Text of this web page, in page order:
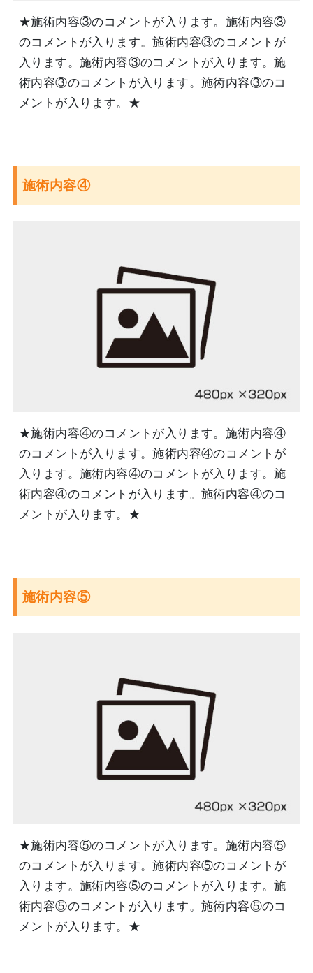
★施術内容③のコメントが入ります。施術内容③
のコメントが入ります。施術内容③のコメントが
入ります。施術内容③のコメントが入ります。施
術内容③のコメントが入ります。施術内容③のコ
メントが入ります。★
施術内容④
★施術内容④のコメントが入ります。施術内容④
のコメントが入ります。施術内容④のコメントが
入ります。施術内容④のコメントが入ります。施
術内容④のコメントが入ります。施術内容④のコ
メントが入ります。★
施術内容⑤
★施術内容⑤のコメントが入ります。施術内容⑤
のコメントが入ります。施術内容⑤のコメントが
入ります。施術内容⑤のコメントが入ります。施
術内容⑤のコメントが入ります。施術内容⑤のコ
メントが入ります。★